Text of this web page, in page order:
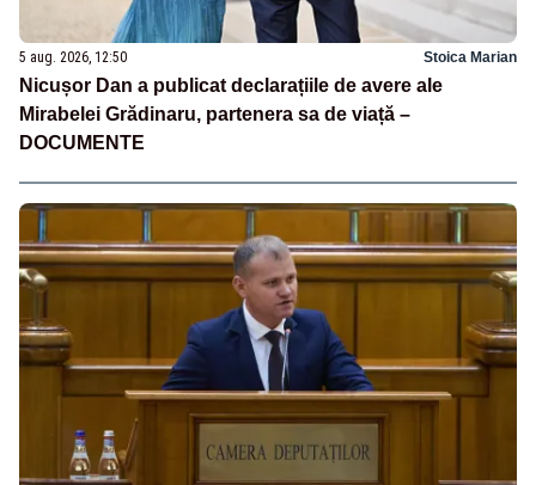
5 aug. 2026, 12:50 Stoica Marian
Nicușor Dan a publicat declarațiile de avere ale
Mirabelei Grădinaru, partenera sa de viață –
DOCUMENTE